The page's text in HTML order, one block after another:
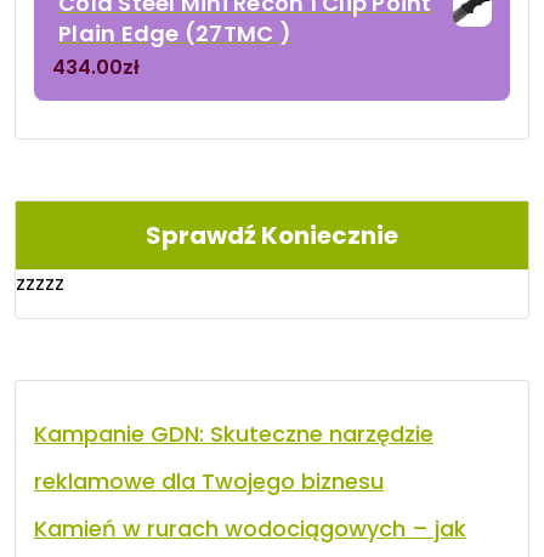
Plain Edge (27TMC )
434.00zł
Sprawdź Koniecznie
zzzzz
Kampanie GDN: Skuteczne narzędzie
reklamowe dla Twojego biznesu
Kamień w rurach wodociągowych – jak